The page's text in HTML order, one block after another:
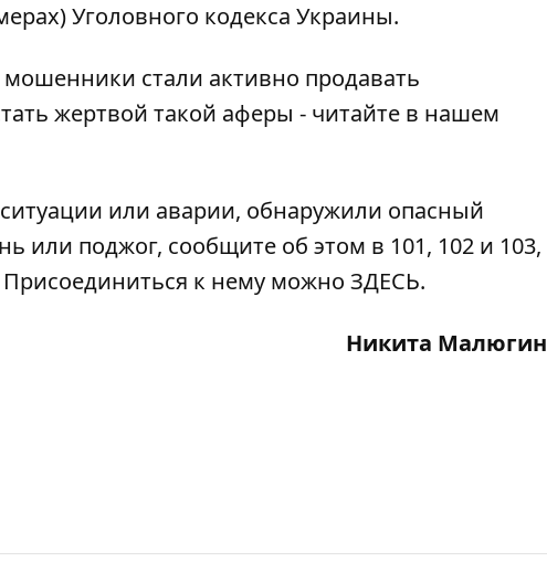
Уголовного кодекса Украины.
стали активно продавать
жертвой такой аферы - читайте в нашем
или аварии, обнаружили опасный
или поджог, сообщите об этом в 101, 102 и 103,
к нему можно ЗДЕСЬ.
Никита Малюгин